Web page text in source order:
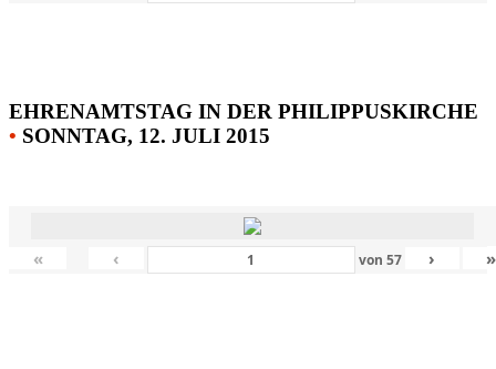
EHRENAMTSTAG IN DER PHILIPPUSKIRCHE
• SONNTAG, 12. JULI 2015
« ‹ von 57 › »